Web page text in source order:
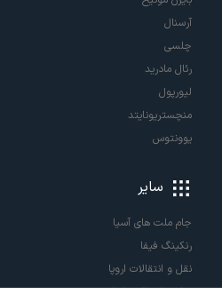
آرسنال
چلسی
رئال مادرید
لیورپول
منچستریونایتد
یوونتوس
سایر
جام ملت های آسیا
رنکینگ فیفا
نقل و انتقالات اروپا